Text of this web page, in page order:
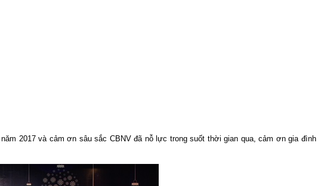
2017 và cảm ơn sâu sắc CBNV đã nỗ lực trong suốt thời gian qua, cảm ơn gia đình